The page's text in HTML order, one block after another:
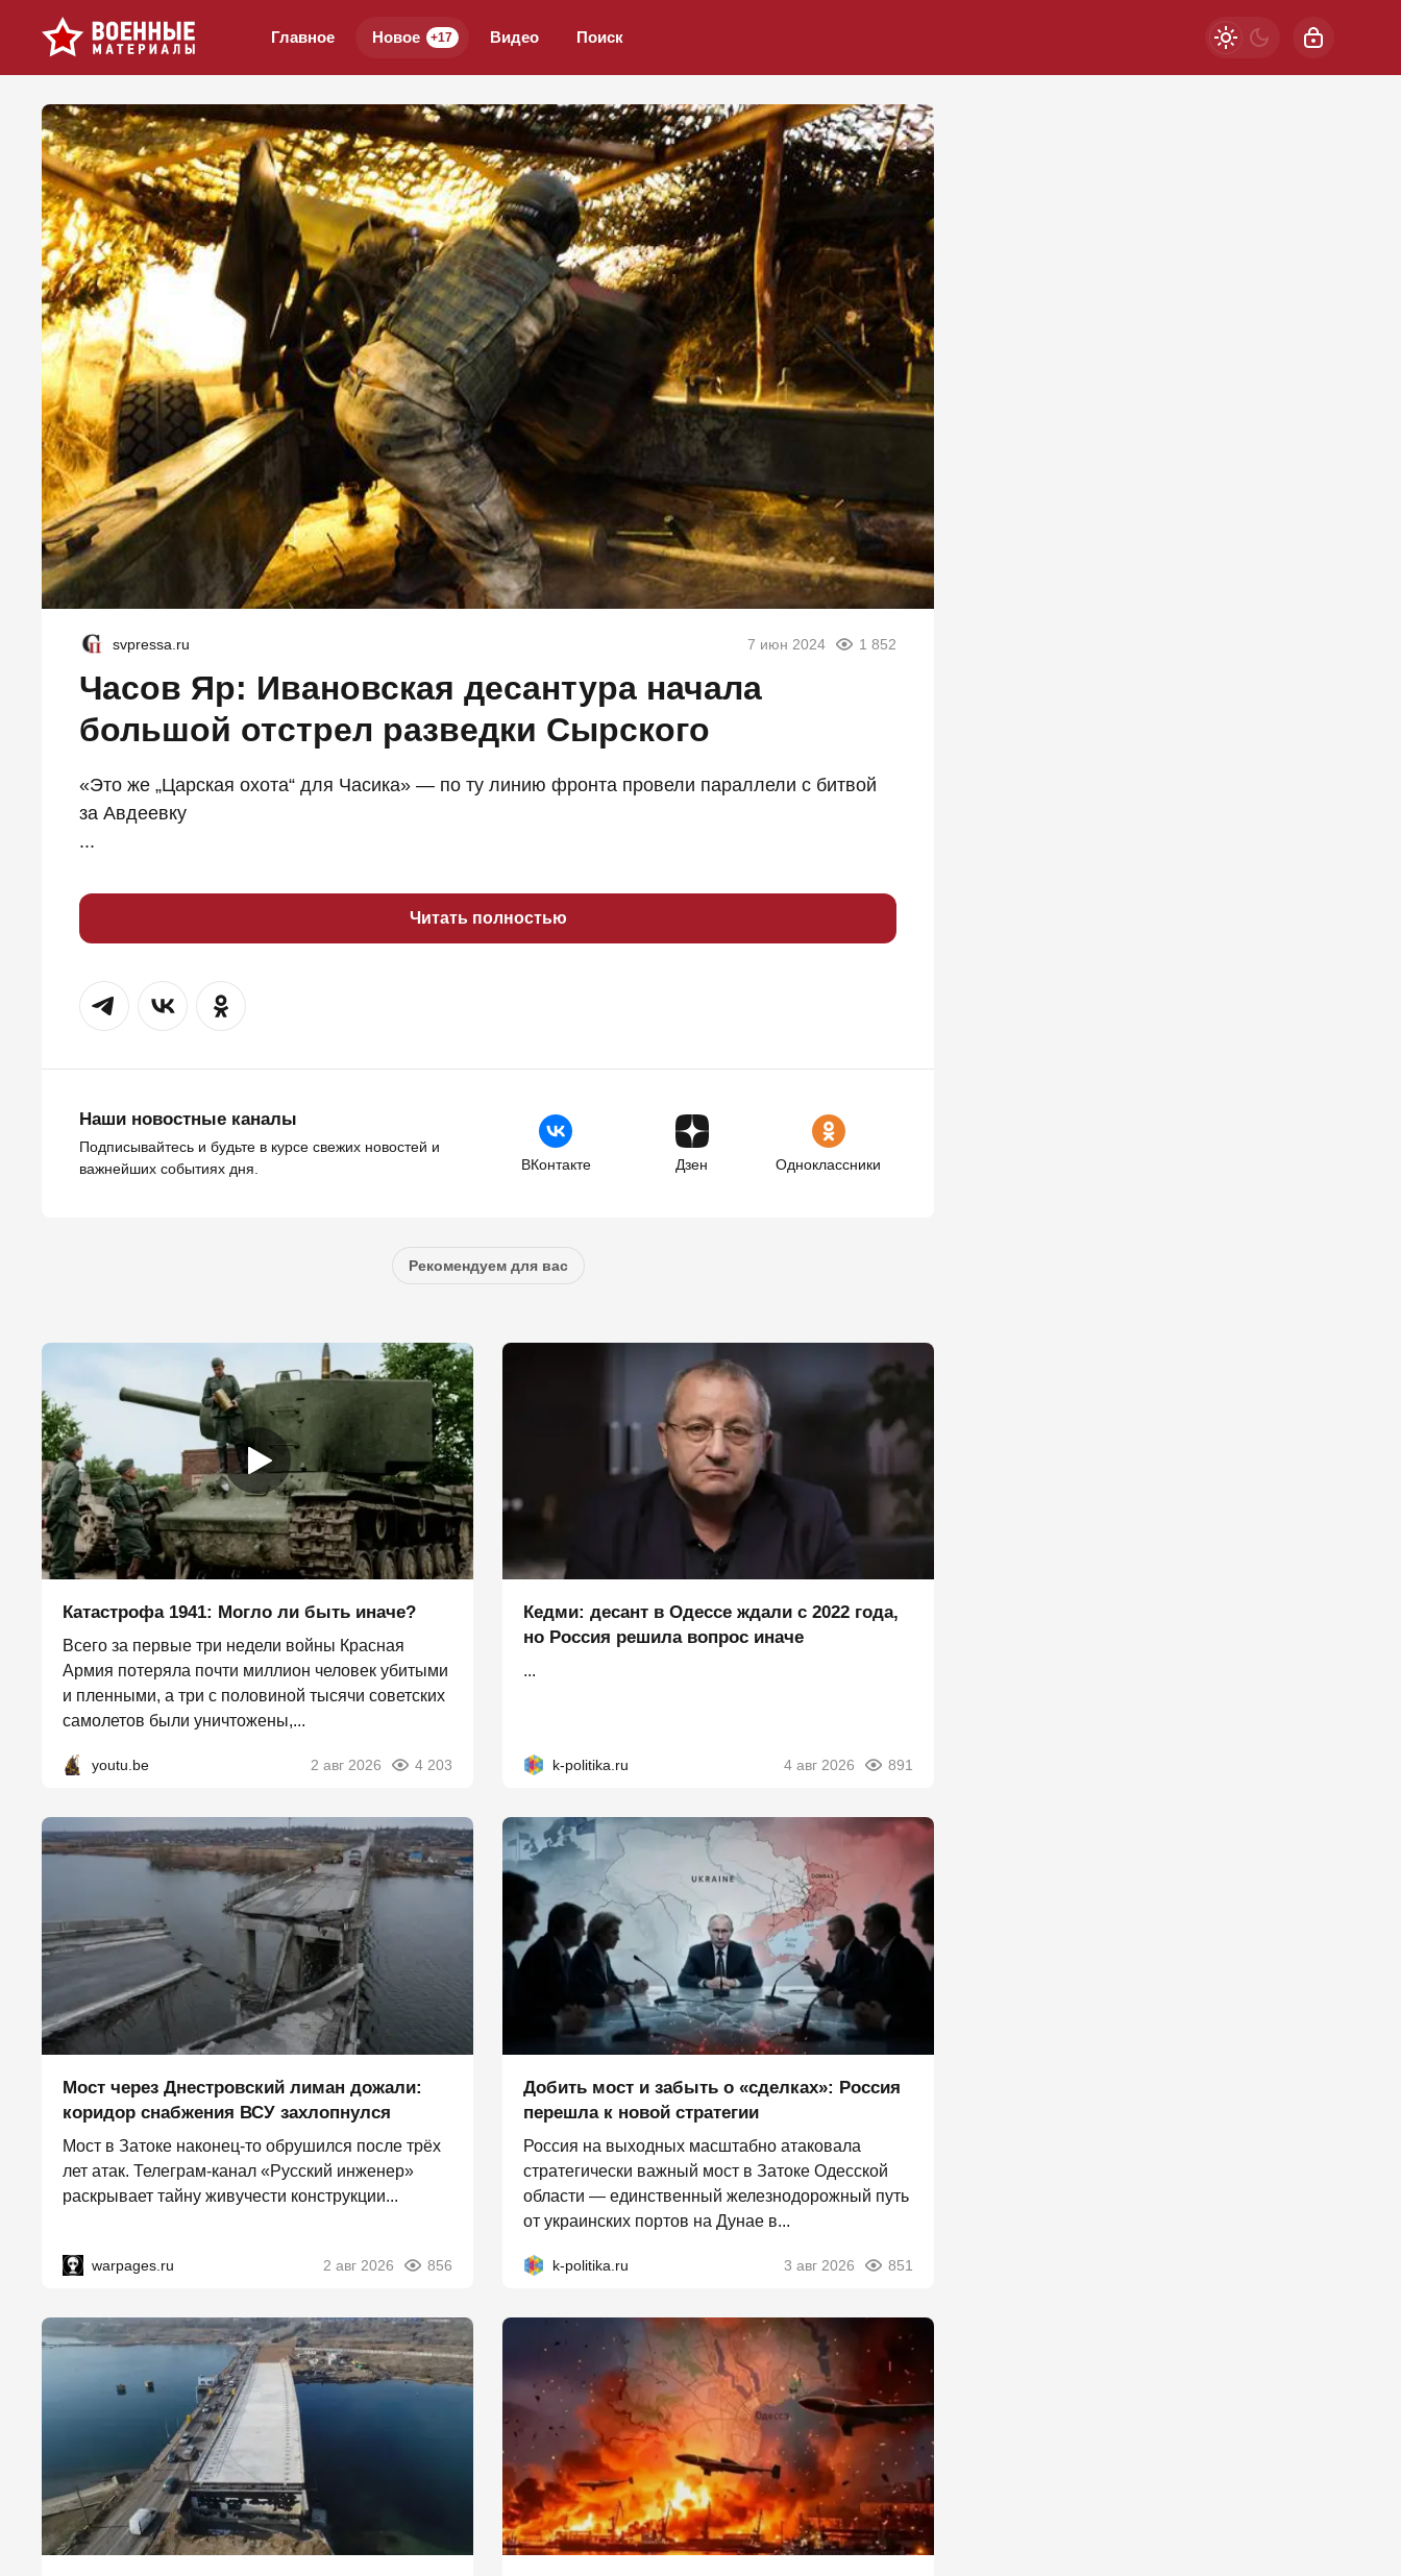
Главное Новое +17 Видео Поиск
svpressa.ru 7 июн 2024 1 852
Часов Яр: Ивановская десантура начала
большой отстрел разведки Сырского
«Это же „Царская охота“ для Часика» — по ту линию фронта провели параллели с битвой
за Авдеевку
...
Читать полностью
Наши новостные каналы
Подписывайтесь и будьте в курсе свежих новостей и
важнейших событиях дня.
ВКонтакте Дзен Одноклассники
Рекомендуем для вас
Катастрофа 1941: Могло ли быть иначе?
Всего за первые три недели войны Красная
Армия потеряла почти миллион человек убитыми
и пленными, а три с половиной тысячи советских
самолетов были уничтожены,...
youtu.be 2 авг 2026 4 203
Кедми: десант в Одессе ждали с 2022 года,
но Россия решила вопрос иначе
...
k-politika.ru 4 авг 2026 891
Мост через Днестровский лиман дожали:
коридор снабжения ВСУ захлопнулся
Мост в Затоке наконец-то обрушился после трёх
лет атак. Телеграм-канал «Русский инженер»
раскрывает тайну живучести конструкции...
warpages.ru 2 авг 2026 856
Добить мост и забыть о «сделках»: Россия
перешла к новой стратегии
Россия на выходных масштабно атаковала
стратегически важный мост в Затоке Одесской
области — единственный железнодорожный путь
от украинских портов на Дунае в...
k-politika.ru 3 авг 2026 851